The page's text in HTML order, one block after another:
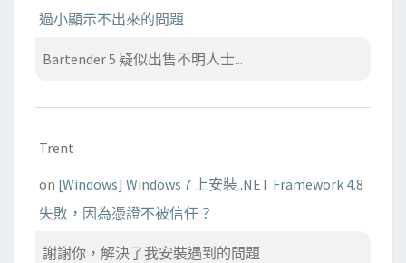
過小顯示不出來的問題
Bartender 5 疑似出售不明人士...
Trent
on [Windows] Windows 7 上安裝 .NET Framework 4.8
失敗，因為憑證不被信任？
謝謝你，解決了我安裝遇到的問題